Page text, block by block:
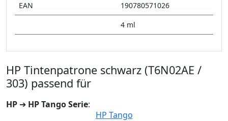
EAN
190780571026
4 ml
HP Tintenpatrone schwarz (T6N02AE /
303) passend für
HP ➔ HP Tango Serie:
HP Tango